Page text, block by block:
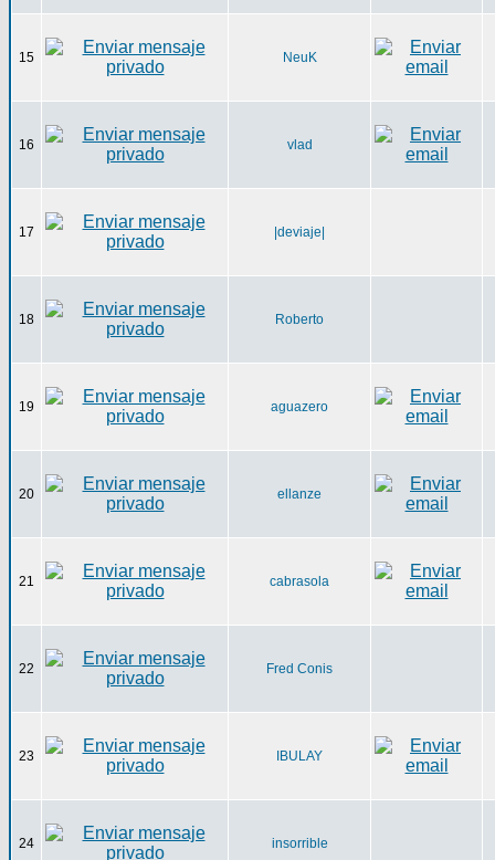
15 NeuK
16 vlad
17 |deviaje|
18 Roberto
19 aguazero
20 ellanze
21 cabrasola
22 Fred Conis
23 IBULAY
24 insorrible